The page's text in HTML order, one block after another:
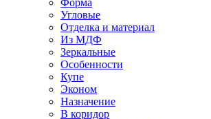
Форма
Угловые
Отделка и материал
Из МДФ
Зеркальные
Особенности
Купе
Эконом
Назначение
В коридор